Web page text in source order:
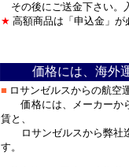
その後にご送金下さい。
★ 高額商品は「申込金」
価格には、海外
■ ロサンゼルスからの航空
価格には、メーカーか
賃と、
ロサンゼルスから弊社
す。